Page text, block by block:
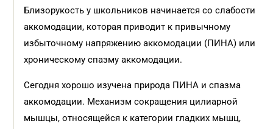
Близорукость у школьников начинается со слабости
аккомодации, которая приводит к привычному
избыточному напряжению аккомодации (ПИНА) или
хроническому спазму аккомодации.
Сегодня хорошо изучена природа ПИНА и спазма
аккомодации. Механизм сокращения цилиарной
мышцы, относящейся к категории гладких мышц,